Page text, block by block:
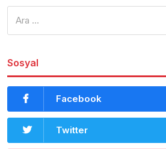
Sosyal
Facebook
Twitter